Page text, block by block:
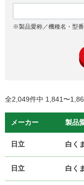
※製品愛称／機種名・型
全2,049件中 1,841〜
メーカー 製品
日立 白く
日立 白く